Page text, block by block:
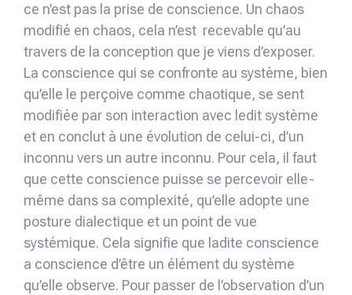
ce n’est pas la prise de conscience. Un chaos
modifié en chaos, cela n’est recevable qu’au
travers de la conception que je viens d’exposer.
La conscience qui se confronte au système, bien
qu’elle le perçoive comme chaotique, se sent
modifiée par son interaction avec ledit système
et en conclut à une évolution de celui-ci, d’un
inconnu vers un autre inconnu. Pour cela, il faut
que cette conscience puisse se percevoir elle-
même dans sa complexité, qu’elle adopte une
posture dialectique et un point de vue
systémique. Cela signifie que ladite conscience
a conscience d’être un élément du système
qu’elle observe. Pour passer de l’observation d’un